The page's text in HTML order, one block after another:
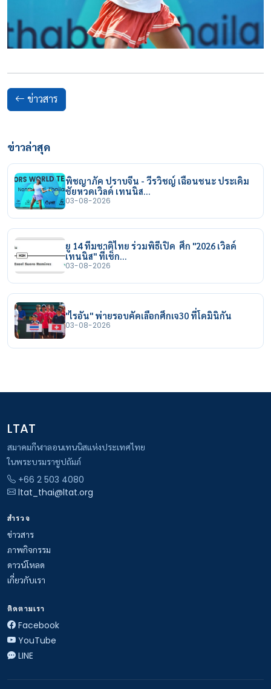
ข่าวสาร
ข่าวล่าสุด
พิชญาภัค ปราบจีน - วีรวิชญ์ เฉือนชนะ ประเดิม
ชัยหวดเวิลด์ เทนนิส…
03-08-2026
ยู 14 ทีมชาติไทย ร่วมพิธีเปิด ศึก "2026 เวิลด์
เทนนิส" ที่เช็ก…
03-08-2026
"ไรอัน" พ่ายรอบคัดเลือกศึกเจ30 ที่โดมินิกัน
03-08-2026
LTAT
สมาคมกีฬาลอนเทนนิสแห่งประเทศไทย
ในพระบรมราชูปถัมภ์
+66 2 503 4080
ltat_thai@ltat.org
สำรวจ
ข่าวสาร
ภาพกิจกรรม
ดาวน์โหลด
เกี่ยวกับเรา
ติดตามเรา
Facebook
YouTube
LINE